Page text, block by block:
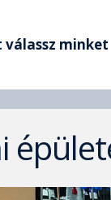
válassz minket